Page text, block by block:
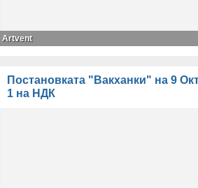
Artvent
Постановката "Вакханки" на 9
1 на НДК